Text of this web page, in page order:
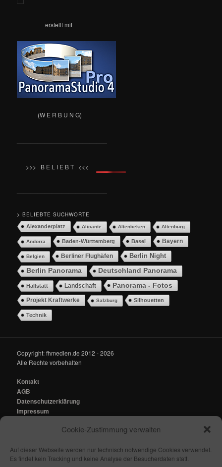
Cookie-Zustimmung verwalten
Auf dieser Webseite werden nur technisch notwendige Cookies verwendet.
Es findet kein Tracking und keine Analyse der Besucherdaten statt.
erstellt mit
(W E R B U N G)
>>> B E L I E B T <<<
> BELIEBTE SUCHWORTE
Alexanderplatz Alicante Altenbeken Altenburg
Andorra Baden-Württemberg Basel Bayern
Belgien Berliner Flughäfen
Berlin Night
Berlin Panorama
Deutschland Panorama
Hallstatt Landschaft Panorama - Fotos
Projekt Kraftwerke Salzburg Silhouetten
Technik
Copyright: fhmedien.de 2012 - 2026
Alle Rechte vorbehalten
Kontakt
AGB
Datenschutzerklärung
Impressum
mail@fhmedien.de